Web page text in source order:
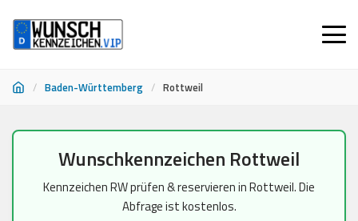
/ Baden-Württemberg / Rottweil
springen
Wunschkennzeichen Rottweil
Kennzeichen RW prüfen & reservieren in Rottweil. Die
Abfrage ist kostenlos.